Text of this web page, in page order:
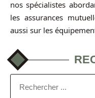
nos spécialistes
les assurances
aussi sur les